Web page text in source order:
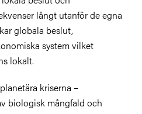
långt utanför de egna
globala beslut,
system vilket
lokalt.
kriserna –
biologisk mångfald och